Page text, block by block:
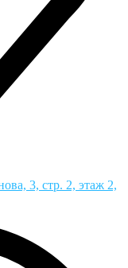
3, стр. 2, этаж 2,